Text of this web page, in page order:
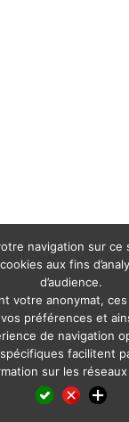
LinkedIn
X WhatsApp
navigation sur ce
aux fins
d’audience.
votre anonymat,
préférences et
de navigation
facilitent
sur les